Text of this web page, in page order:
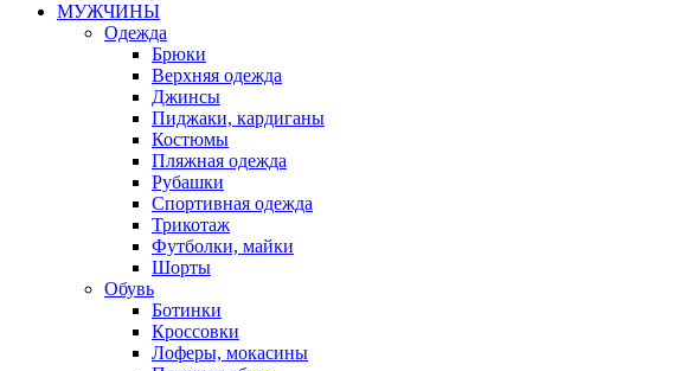
МУЖЧИНЫ
Одежда
Брюки
Верхняя одежда
Джинсы
Пиджаки, кардиганы
Костюмы
Пляжная одежда
Рубашки
Спортивная одежда
Трикотаж
Футболки, майки
Шорты
Обувь
Ботинки
Кроссовки
Лоферы, мокасины